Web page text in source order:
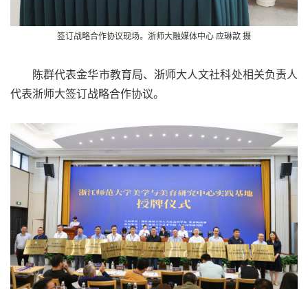
签订战略合作协议现场。 浙师大融媒体中心 应琳歆 摄
陈群代表金华市教育局、 浙师大人文社科处相关负责人
代表浙师大签订战略合作协议。